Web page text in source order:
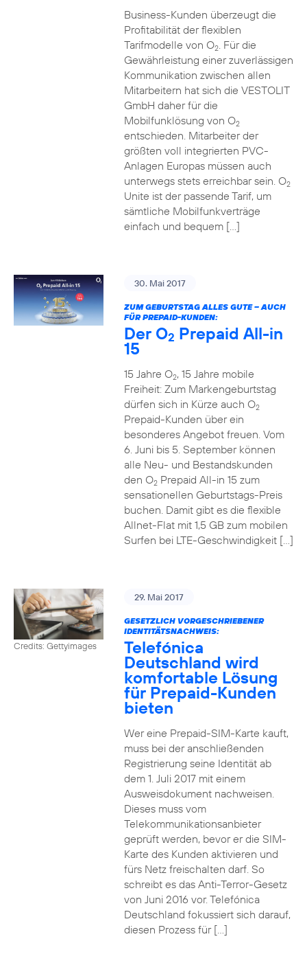
Business-Kunden überzeugt die
Profitabilität der flexiblen
Tarifmodelle von O2. Für die
Gewährleistung einer zuverlässigen
Kommunikation zwischen allen
Mitarbeitern hat sich die VESTOLIT
GmbH daher für die
Mobilfunklösung von O2
entschieden. Mitarbeiter der
größten voll integrierten PVC-
Anlagen Europas müssen auch
unterwegs stets erreichbar sein. O2
Unite ist der passende Tarif, um
sämtliche Mobilfunkverträge
einfach und bequem […]
30. Mai 2017
ZUM GEBURTSTAG ALLES GUTE – AUCH
FÜR PREPAID-KUNDEN:
Der O2 Prepaid All-in
15
15 Jahre O2, 15 Jahre mobile
Freiheit: Zum Markengeburtstag
dürfen sich in Kürze auch O2
Prepaid-Kunden über ein
besonderes Angebot freuen. Vom
6. Juni bis 5. September können
alle Neu- und Bestandskunden
den O2Prepaid All-in 15 zum
sensationellen Geburtstags-Preis
buchen. Damit gibt es die flexible
Allnet-Flat mit 1,5 GB zum mobilen
Surfen bei LTE-Geschwindigkeit […]
Credits: Gettyimages
29. Mai 2017
GESETZLICH VORGESCHRIEBENER
IDENTITÄTSNACHWEIS:
Telefónica
Deutschland wird
komfortable Lösung
für Prepaid-Kunden
bieten
Wer eine Prepaid-SIM-Karte kauft,
muss bei der anschließenden
Registrierung seine Identität ab
dem 1. Juli 2017 mit einem
Ausweisdokument nachweisen.
Dieses muss vom
Telekommunikationsanbieter
geprüft werden, bevor er die SIM-
Karte des Kunden aktivieren und
fürs Netz freischalten darf. So
schreibt es das Anti-Terror-Gesetz
von Juni 2016 vor. Telefónica
Deutschland fokussiert sich darauf,
diesen Prozess für […]